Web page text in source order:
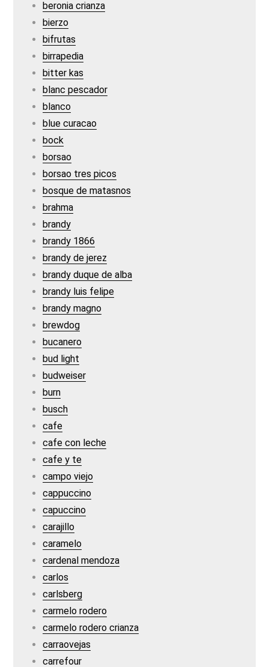
beronia crianza
bierzo
bifrutas
birrapedia
bitter kas
blanc pescador
blanco
blue curacao
bock
borsao
borsao tres picos
bosque de matasnos
brahma
brandy
brandy 1866
brandy de jerez
brandy duque de alba
brandy luis felipe
brandy magno
brewdog
bucanero
bud light
budweiser
burn
busch
cafe
cafe con leche
cafe y te
campo viejo
cappuccino
capuccino
carajillo
caramelo
cardenal mendoza
carlos
carlsberg
carmelo rodero
carmelo rodero crianza
carraovejas
carrefour